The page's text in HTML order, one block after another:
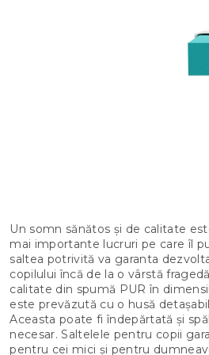
Un somn sănătos și de calitate
mai importante lucruri pe care îl
saltea potrivită va garanta
copilului încă de la o vârstă
calitate din spumă PUR în
este prevăzută cu o husă
Aceasta poate fi îndepărtată și
necesar. Saltelele pentru copii
pentru cei mici și pentru